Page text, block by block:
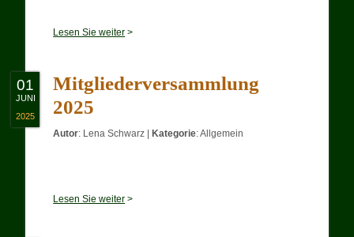
Lesen Sie weiter >
Mitgliederversammlung
2025
Autor: Lena Schwarz Kategorie:Allgemein
Lesen Sie weiter >
01
JUNI
2025